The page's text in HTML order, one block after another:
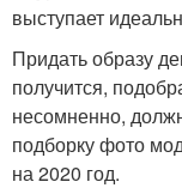
выступает
Придать образу
получится,
несомненно,
подборку фото
на 2020 год.